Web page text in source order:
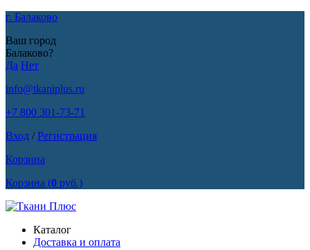
г. Балаково
Ваш город
Балаково?
Да Нет
info@tkaniplus.ru
+7 800 301-73-71
Вход /Регистрация
Корзина
Корзина (0 руб.)
Каталог
Доставка и оплата